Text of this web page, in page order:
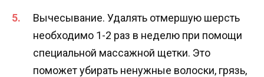
Вычесывание. Удалять отмершую шерсть
необходимо 1-2 раз в неделю при помощи
специальной массажной щетки. Это
поможет убирать ненужные волоски, грязь,